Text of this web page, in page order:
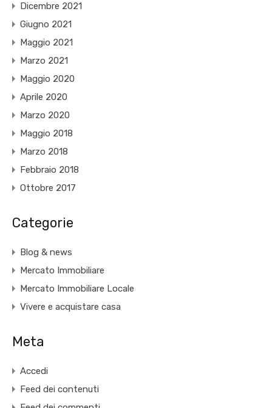
Dicembre 2021
Giugno 2021
Maggio 2021
Marzo 2021
Maggio 2020
Aprile 2020
Marzo 2020
Maggio 2018
Marzo 2018
Febbraio 2018
Ottobre 2017
Categorie
Blog & news
Mercato Immobiliare
Mercato Immobiliare Locale
Vivere e acquistare casa
Meta
Accedi
Feed dei contenuti